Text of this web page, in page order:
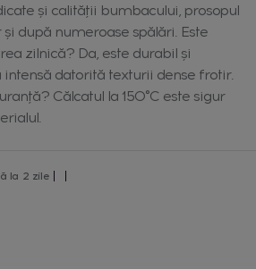
și calității bumbacului, prosopul
după numeroase spălări. Este
zilnică? Da, este durabil și
intensă datorită texturii dense frotir.
Călcatul la 150°C este sigur
la 2 zile